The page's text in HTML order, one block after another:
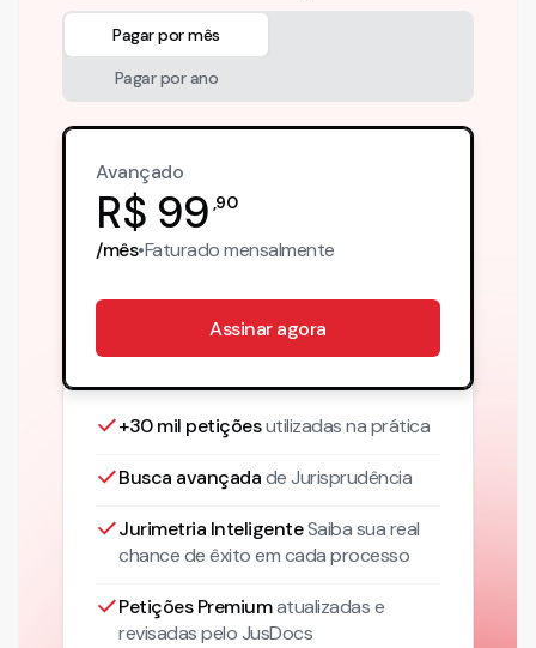
Pagar por mês
Pagar por ano
Avançado
R$ 99 ,90
/mês•Faturadomensalmente
Assinar agora
+30 mil petiçõesutilizadas na prática
Busca avançadade Jurisprudência
Jurimetria InteligenteSaiba sua real
chance de êxito em cada processo
Petições Premiumatualizadase
revisadas pelo JusDocs